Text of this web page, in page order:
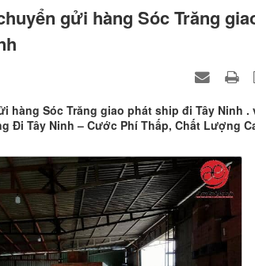
gửi hàng Sóc Trăng
hàng Sóc Trăng giao phát ship đi Tây Ninh .
Đi Tây Ninh – Cước Phí Thấp, Chất Lượng